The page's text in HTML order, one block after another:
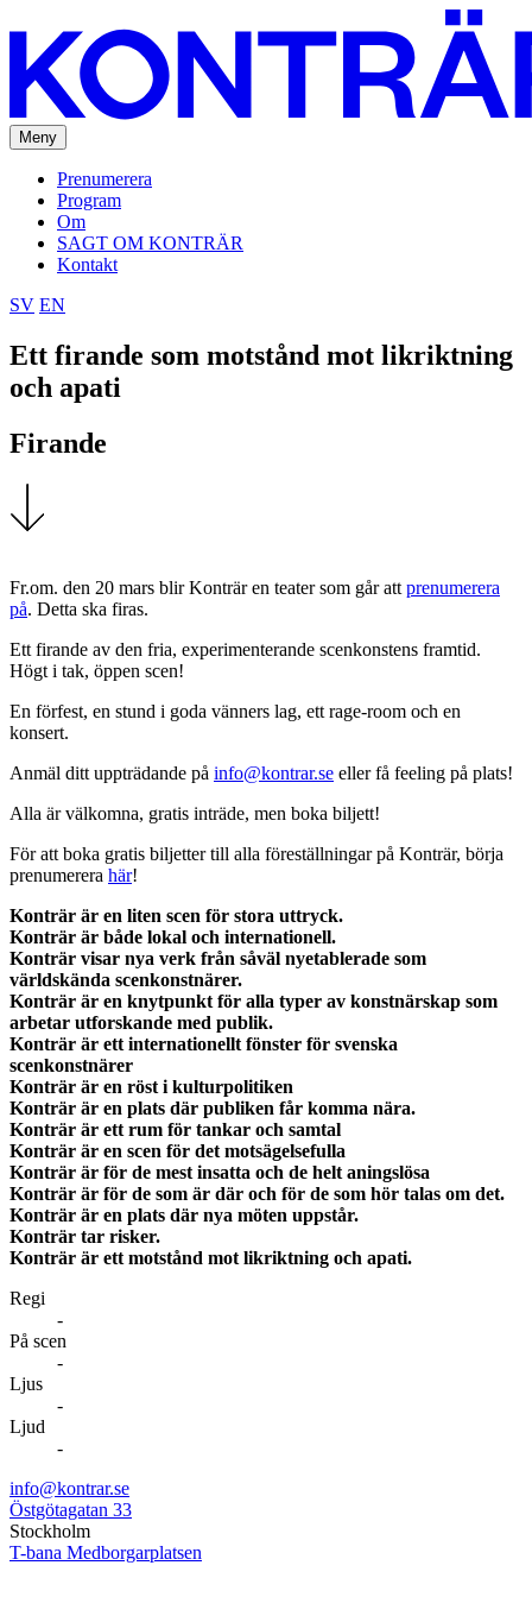
Meny
Prenumerera
Program
Om
SAGT OM KONTRÄR
Kontakt
SV EN
Ett firande som motstånd mot likriktning
och apati
Firande
Fr.om. den 20 mars blir Konträr en teater som går att prenumerera
på. Detta ska firas.
Ett firande av den fria, experimenterande scenkonstens framtid.
Högt i tak, öppen scen!
En förfest, en stund i goda vänners lag, ett rage-room och en
konsert.
Anmäl ditt uppträdande på info@kontrar.se eller få feeling på plats!
Alla är välkomna, gratis inträde, men boka biljett!
För att boka gratis biljetter till alla föreställningar på Konträr, börja
prenumerera här!
Konträr är en liten scen för stora uttryck.
Konträr är både lokal och internationell.
Konträr visar nya verk från såväl nyetablerade som
världskända scenkonstnärer.
Konträr är en knytpunkt för alla typer av konstnärskap som
arbetar utforskande med publik.
Konträr är ett internationellt fönster för svenska
scenkonstnärer
Konträr är en röst i kulturpolitiken
Konträr är en plats där publiken får komma nära.
Konträr är ett rum för tankar och samtal
Konträr är en scen för det motsägelsefulla
Konträr är för de mest insatta och de helt aningslösa
Konträr är för de som är där och för de som hör talas om det.
Konträr är en plats där nya möten uppstår.
Konträr tar risker.
Konträr är ett motstånd mot likriktning och apati.
Regi
-
På scen
-
Ljus
-
Ljud
-
info@kontrar.se
Östgötagatan 33
Stockholm
T-bana Medborgarplatsen